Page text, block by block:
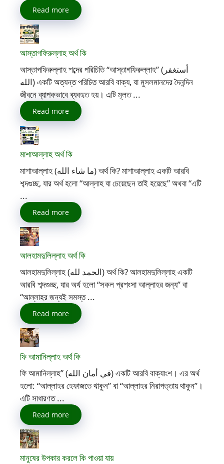
Read more
আস্তাগফিরুল্লাহ অর্থ কি
আস্তাগফিরুল্লাহ শব্দের পরিচিতি “আস্তাগফিরুল্লাহ” (أستغفر
الله) একটি অত্যন্ত পরিচিত আরবি বাক্য, যা মুসলমানদের দৈনন্দিন
জীবনে ব্যাপকভাবে ব্যবহৃত হয়। এটি মূলত ...
Read more
মাশাআল্লাহ অর্থ কি
মাশাআল্লাহ (ما شاء الله) অর্থ কি? মাশাআল্লাহ একটি আরবি
শব্দগুচ্ছ, যার অর্থ হলো “আল্লাহ যা চেয়েছেন তাই হয়েছে” অথবা “এটি
...
Read more
আলহামদুলিল্লাহ অর্থ কি
আলহামদুলিল্লাহ (الحمد لله) অর্থ কি? আলহামদুলিল্লাহ একটি
আরবি শব্দগুচ্ছ, যার অর্থ হলো “সকল প্রশংসা আল্লাহর জন্য” বা
“আল্লাহর জন্যই সমস্ত ...
Read more
ফি আমানিল্লাহ অর্থ কি
ফি আমানিল্লাহ” (في أمان الله) একটি আরবি বাক্যাংশ। এর অর্থ
হলো: “আল্লাহর হেফাজতে থাকুন” বা “আল্লাহর নিরাপত্তায় থাকুন”।
এটি সাধারণত ...
Read more
মানুষের উপকার করলে কি পাওয়া যায়